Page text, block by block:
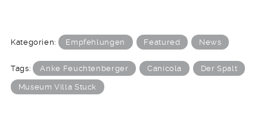
Kategorien: Empfehlungen Featured News
Tags: Anke Feuchtenberger Canicola Der Spalt
Museum Villa Stuck